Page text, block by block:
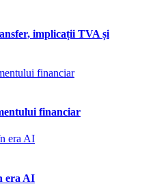
implicații TVA și
financiar
era AI